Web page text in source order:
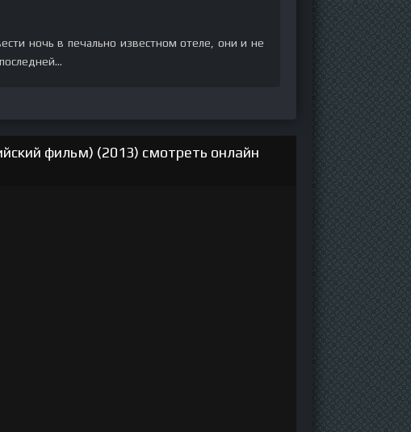
ночь в печально известном отеле, они и не
фильм) (2013) смотреть онлайн